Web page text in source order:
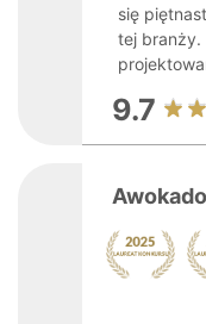
się
tej branży.
9.7
Awokado